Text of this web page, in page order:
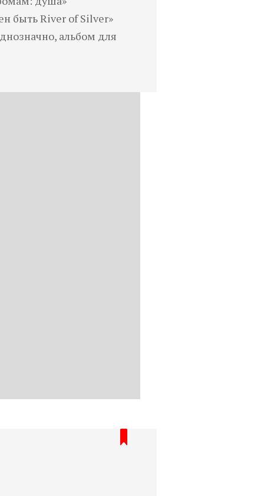
быть River of Silver»
альбом для